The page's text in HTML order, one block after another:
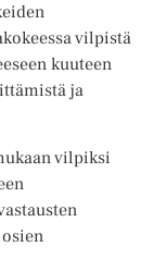
vilpistä
kuuteen
ja
vilpiksi